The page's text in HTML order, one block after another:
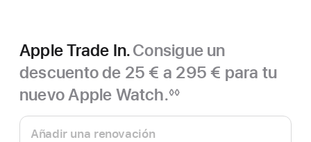
Apple Trade In.Consigue un
descuento de 25 € a 295 € para tu
nuevo Apple Watch.
a
◊◊
Apple
Trade In.
Añadir una renovación